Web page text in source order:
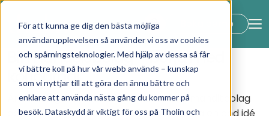
För att kunna ge dig den bästa möjliga
användarupplevelsen så använder vi oss av cookies
och spårningsteknologier. Med hjälp av dessa så får
vi bättre koll på hur vår webb används – kunskap
som vi nyttjar till att göra den ännu bättre och
enklare att använda nästa gång du kommer på
besök. Dataskydd är viktigt för oss på Tholin och
lock_open Boka demo
Bil i handelsbolag – börja med
körjournal
Är du delägare i ett handels- eller kommanditbolag